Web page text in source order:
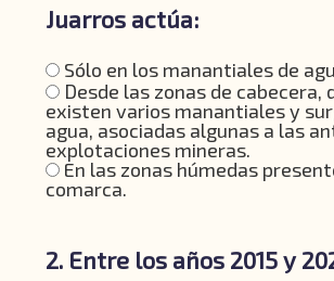
Juarros actúa:
Sólo en los manantiales de
Desde las zonas de cabecera,
existen varios manantiales y
agua, asociadas algunas a las
explotaciones mineras.
En las zonas húmedas
comarca.
2. Entre los años 2015 y